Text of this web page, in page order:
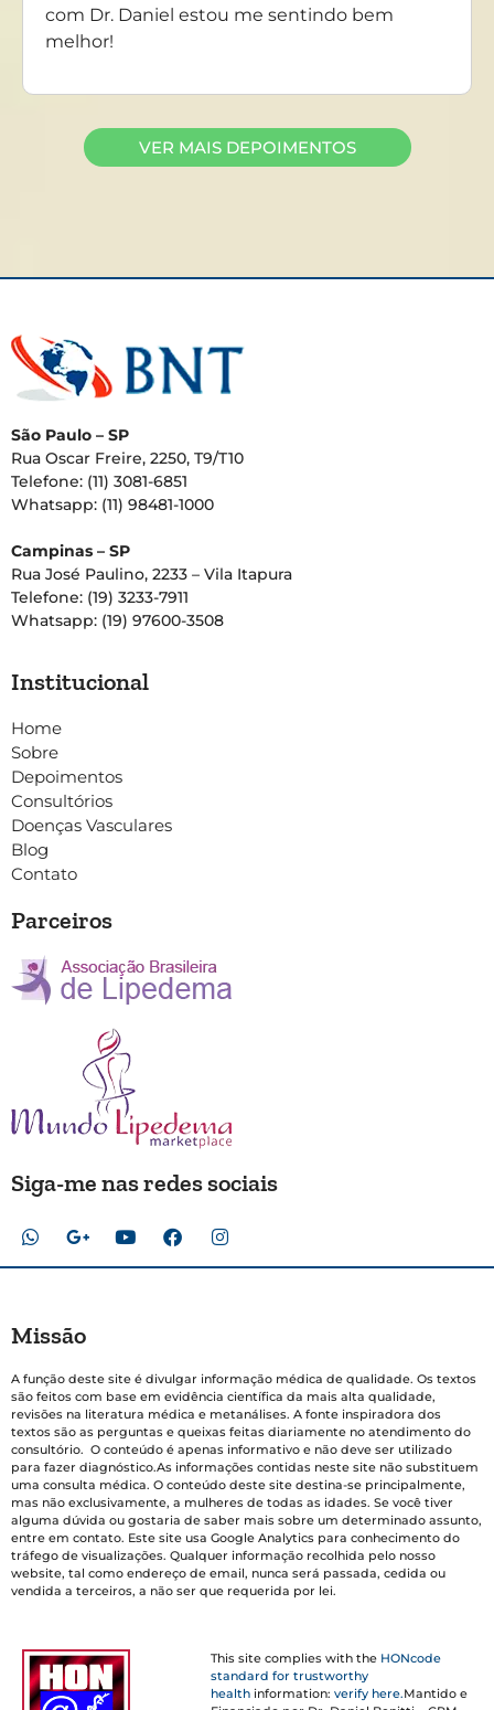
com Dr. Daniel estou me sentindo bem
melhor!
VER MAIS DEPOIMENTOS
São Paulo – SP
Rua Oscar Freire, 2250, T9/T10
Telefone: (11) 3081-6851
Whatsapp: (11) 98481-1000
Campinas – SP
Rua José Paulino, 2233 – Vila Itapura
Telefone: (19) 3233-7911
Whatsapp: (19) 97600-3508
Institucional
Home
Sobre
Depoimentos
Consultórios
Doenças Vasculares
Blog
Contato
Parceiros
Siga-me nas redes sociais
Missão
A função deste site é divulgar informação médica de qualidade. Os textos
são feitos com base em evidência científica da mais alta qualidade,
revisões na literatura médica e metanálises. A fonte inspiradora dos
textos são as perguntas e queixas feitas diariamente no atendimento do
consultório. O conteúdo é apenas informativo e não deve ser utilizado
para fazer diagnóstico.As informações contidas neste site não substituem
uma consulta médica. O conteúdo deste site destina-se principalmente,
mas não exclusivamente, a mulheres de todas as idades. Se você tiver
alguma dúvida ou gostaria de saber mais sobre um determinado assunto,
entre em contato. Este site usa Google Analytics para conhecimento do
tráfego de visualizações. Qualquer informação recolhida pelo nosso
website, tal como endereço de email, nunca será passada, cedida ou
vendida a terceiros, a não ser que requerida por lei.
This site complies with the HONcode
standard for trustworthy
health information:verify here.Mantido e